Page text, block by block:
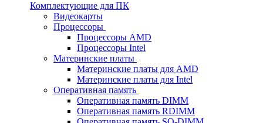
Комплектующие для ПК
Видеокарты
Процессоры
Процессоры AMD
Процессоры Intel
Материнские платы
Материнские платы для AMD
Материнские платы для Intel
Оперативная память
Оперативная память DIMM
Оперативная память RDIMM